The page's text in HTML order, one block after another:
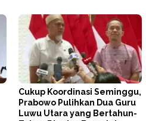
Cukup Koordinasi Seminggu,
Prabowo Pulihkan Dua Guru
Luwu Utara yang Bertahun-